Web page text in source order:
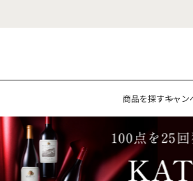
商品を探すキャン
商品を探すキャンペー